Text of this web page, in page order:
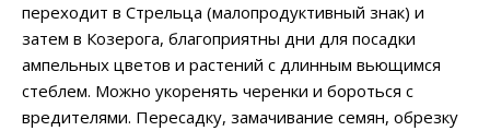
переходит в Стрельца (малопродуктивный знак) и
затем в Козерога, благоприятны дни для посадки
ампельных цветов и растений с длинным вьющимся
стеблем. Можно укоренять черенки и бороться с
вредителями. Пересадку, замачивание семян, обрезку